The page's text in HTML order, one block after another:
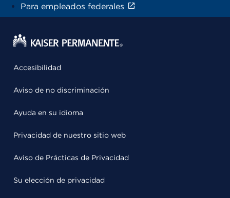
Para empleados federales
Accesibilidad
Aviso de no discriminación
Ayuda en su idioma
Privacidad de nuestro sitio web
Aviso de Prácticas de Privacidad
Su elección de privacidad